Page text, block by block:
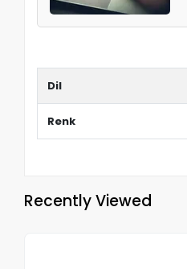
Dil
Renk
Recently Viewed